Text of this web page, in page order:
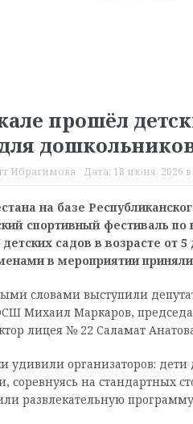
прошёл
Ибрагимова Дата: 18 июня, 2026 в
на базе
спортивный фестиваль
садов в возрасте от
в мероприятии приняли
словами выступили
Михаил Маркаров,
лицея № 22 Саламат
удивили организаторов:
соревнуясь на стандартных
развлекательную